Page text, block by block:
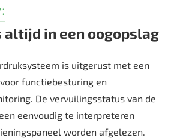
in een oogopslag
is uitgerust met een
functiebesturing en
De vervuilingsstatus van de
eenvoudig te interpreteren
worden afgelezen.